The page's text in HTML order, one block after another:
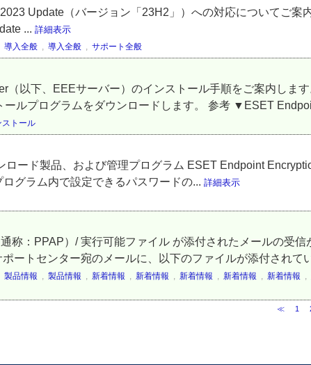
Update（バージョン「23H2」）への対応についてご案
... 詳細表示
導入全般 , 導入全般 , サポート全般
以下、EEEサーバー）のインストール手順をご案内しま
ルプログラムをダウンロードします。 参考 ▼ESET
ストール
ード製品、および管理プログラム ESET Endpoint
グラム内で設定できるパスワードの... 詳細表示
称：PPAP）/ 実行可能ファイル が添付されたメールの受信
ートセンター宛のメールに、以下のファイルが添付されて
製品情報 , 製品情報 , 新着情報 , 新着情報 , 新着情報 , 新着情報 , 新着情報 ,
≪ 1